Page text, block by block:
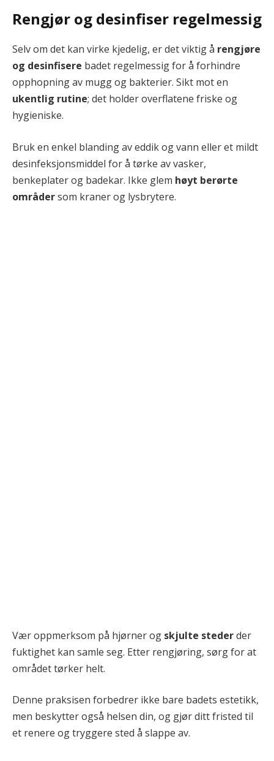
Rengjør og desinfiser regelmessig
Selv om det kan virke kjedelig, er det viktig å rengjøre
og desinfisere badet regelmessig for å forhindre
opphopning av mugg og bakterier. Sikt mot en
ukentlig rutine; det holder overflatene friske og
hygieniske.
Bruk en enkel blanding av eddik og vann eller et mildt
desinfeksjonsmiddel for å tørke av vasker,
benkeplater og badekar. Ikke glem høyt berørte
områdersom kraner og lysbrytere.
Vær oppmerksom på hjørner og skjulte stederder
fuktighet kan samle seg. Etter rengjøring, sørg for at
området tørker helt.
Denne praksisen forbedrer ikke bare badets estetikk,
men beskytter også helsen din, og gjør ditt fristed til
et renere og tryggere sted å slappe av.